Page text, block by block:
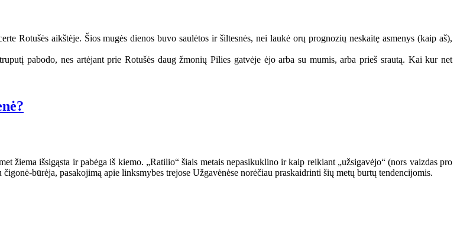
Rotušės aikštėje. Šios mugės dienos buvo saulėtos ir šiltesnės, nei laukė orų prognozių neskaitę asmenys (kaip aš),
pabodo, nes artėjant prie Rotušės daug žmonių Pilies gatvėje ėjo arba su mumis, arba prieš srautą. Kai kur net
žiema išsigąsta ir pabėga iš kiemo. „Ratilio“ šiais metais nepasikuklino ir kaip reikiant „užsigavėjo“ (nors vaizdas pro
būrėja, pasakojimą apie linksmybes trejose Užgavėnėse norėčiau praskaidrinti šių metų burtų tendencijomis.